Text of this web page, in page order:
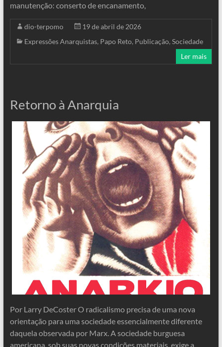
manutenção: conserto de encanamento,
dio-terpomo
19 de abril de 2026
Expressões Anarquistas, Papo Reto, Publicação, Sociedade
Ler mais
Retorno à Anarquia
Por Larry DeCoster O radicalismo precisa de uma nova
orientação para uma sociedade essencialmente diferente
daquela observada por Marx. A sociedade burguesa
americana, sob suas novas condições materiais, exige a